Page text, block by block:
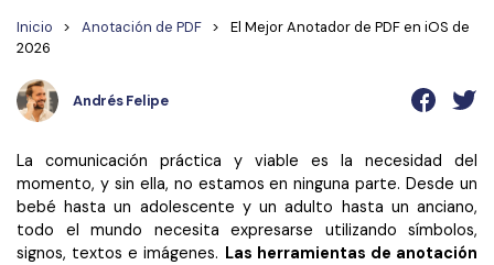
Convertir PDF a Word
Combinar PDF
Convertir Word a PDF
Lector de IA
Más herrmientas online
Comprimir PDF
Recortar PDF
Profesionales
Formulario de PDF
Firmar PDF
Generar imágenes IA
Todas las herramientas de IA
Conversión de PDF
Trucos de PDF
Trucos para Windows
Trucos para móviles
Inicio > Anotación de PDF >
El Mejor Anotador de PDF en iOS de
2026
Andrés Felipe
La comunicación práctica y viable es la necesidad del
momento, y sin ella, no estamos en ninguna parte. Desde un
bebé hasta un adolescente y un adulto hasta un anciano,
todo el mundo necesita expresarse utilizando símbolos,
signos, textos e imágenes. Las herramientas de anotación